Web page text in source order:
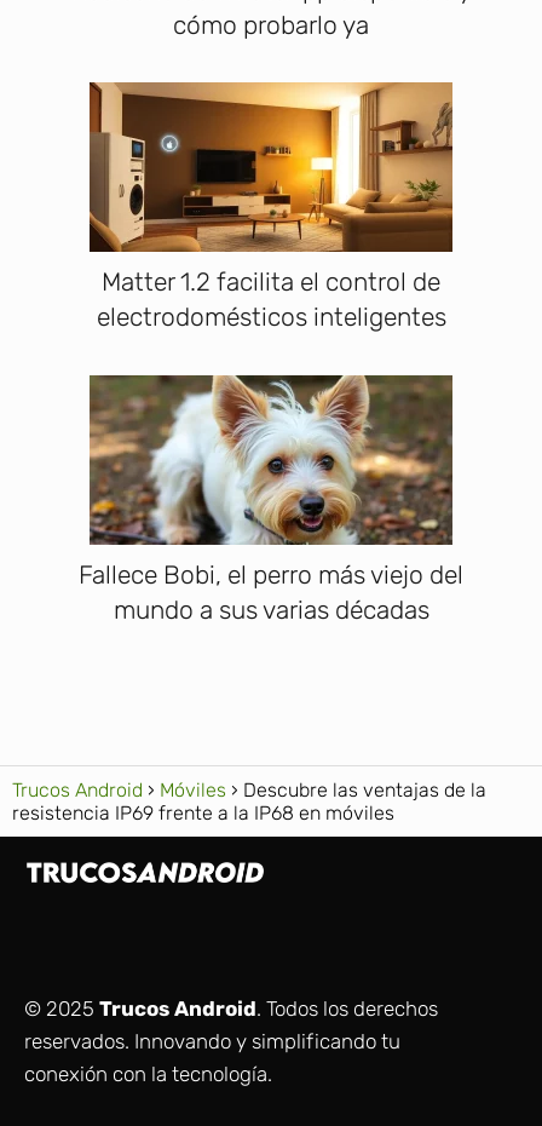
cómo probarlo ya
Matter 1.2 facilita el control de
electrodomésticos inteligentes
Fallece Bobi, el perro más viejo del
mundo a sus varias décadas
Trucos Android Móviles
Descubre las ventajas de la
resistencia IP69 frente a la IP68 en móviles
© 2025 Trucos Android. Todos los derechos
reservados. Innovando y simplificando tu
conexión con la tecnología.